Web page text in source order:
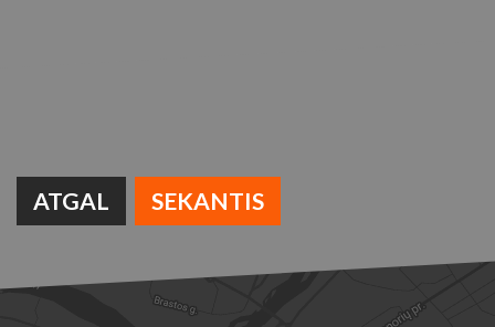
ATGAL SEKANTIS